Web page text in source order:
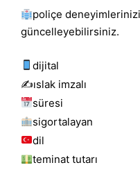
poliçe deneyimlerinizi
güncelleyebilirsiniz.
dijital
✍️islak i̇mzalı
süresi
sigortalayan
dil
teminat tutarı